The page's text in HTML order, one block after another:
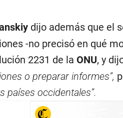
dijo además que el
-no precisó en qué
2231 de la ONU, y
o preparar informes”,
países occidentales”.